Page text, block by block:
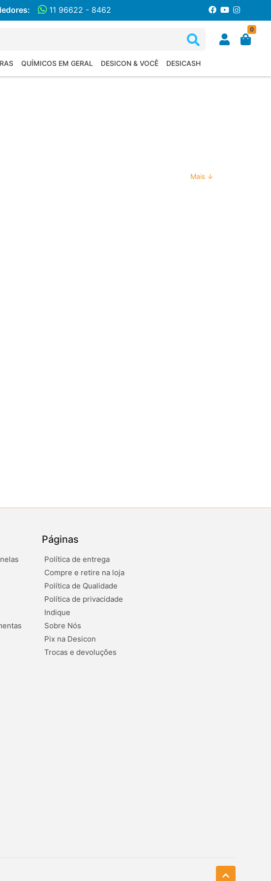
11 96622 - 8462
0
QUÍMICOS EM GERAL DESICON & VOCÊ DESICASH
Mais ↓
Páginas
Política de entrega
Compre e retire na loja
Política de Qualidade
Política de privacidade
Indique
Sobre Nós
Pix na Desicon
Trocas e devoluções